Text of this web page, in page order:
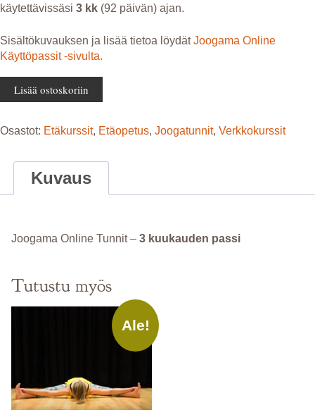
käytettävissäsi 3 kk (92 päivän) ajan.
Sisältökuvauksen ja lisää tietoa löydätJoogama Online
Käyttöpassit -sivulta.
Joogama
Online
Kolmen
Lisää ostoskoriin
Osastot: Etäkurssit, Etäopetus, Joogatunnit, Verkkokurssit
Kuvaus
Joogama Online Tunnit – 3 kuukauden passi
Tutustu myös
Ale!